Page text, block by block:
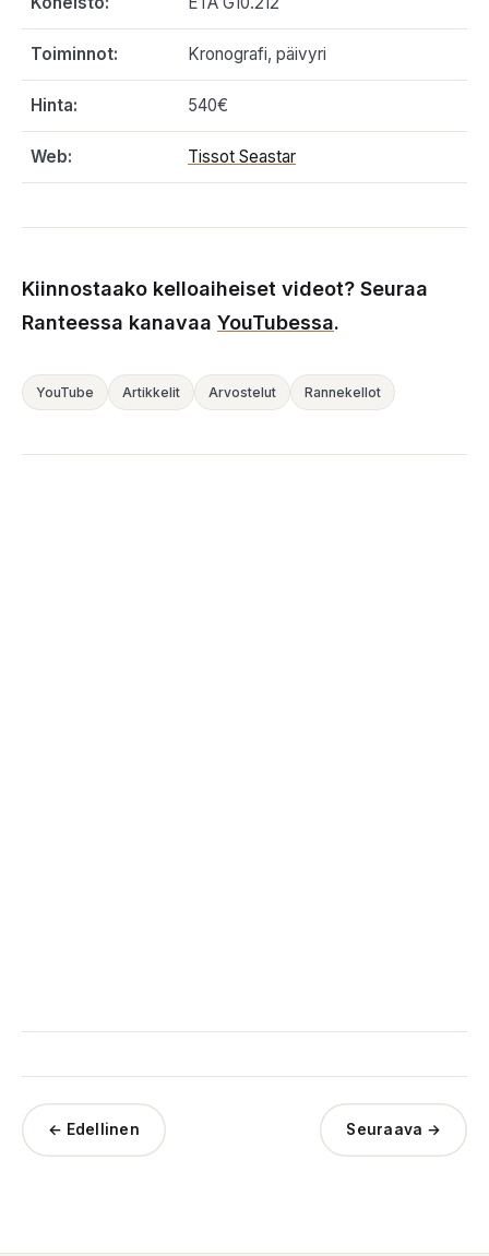
Toiminnot: Kronografi, päivyri
Hinta: 540€
Web: Tissot Seastar
Kiinnostaako kelloaiheiset videot? Seuraa
Ranteessa kanavaa YouTubessa.
YouTube Artikkelit Arvostelut Rannekellot
← Edellinen Seuraava →